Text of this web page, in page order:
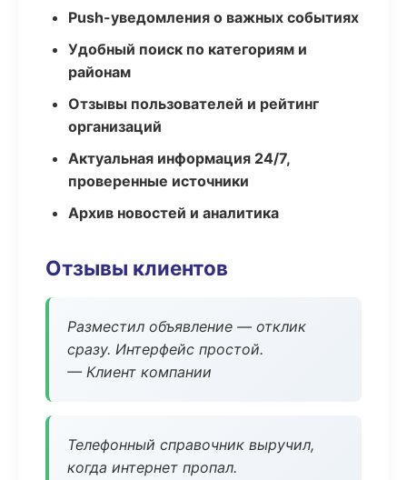
Push-уведомления о важных событиях
Удобный поиск по категориям и
районам
Отзывы пользователей и рейтинг
организаций
Актуальная информация 24/7,
проверенные источники
Архив новостей и аналитика
Отзывы клиентов
Разместил объявление — отклик
сразу. Интерфейс простой.
— Клиент компании
Телефонный справочник выручил,
когда интернет пропал.